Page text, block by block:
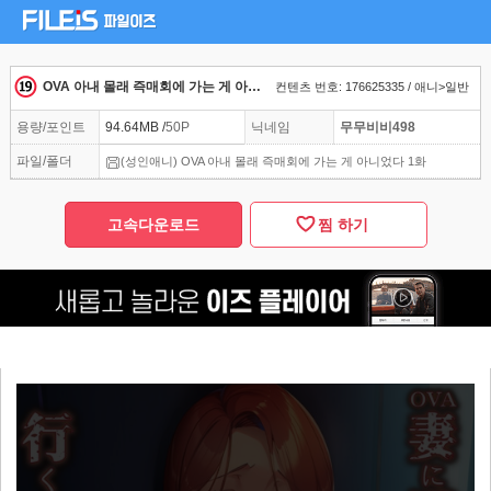
OVA 아내 몰래 즉매회에 가는 게 아니었다 1화 컨텐츠 번호: 176625335 / 애니>일반
용량/포인트 94.64MB /50P 닉네임 무무비비498
파일/폴더 (성인애니) OVA 아내 몰래 즉매회에 가는 게 아니었다 1화
고속다운로드 찜 하기